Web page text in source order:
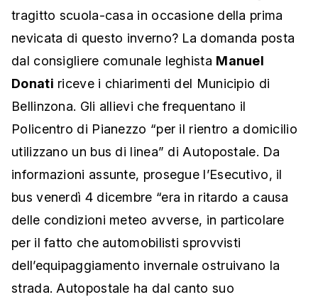
tragitto scuola-casa in occasione della prima
nevicata di questo inverno? La domanda posta
dal consigliere comunale leghista Manuel
Donati riceve i chiarimenti del Municipio di
Bellinzona. Gli allievi che frequentano il
Policentro di Pianezzo “per il rientro a domicilio
utilizzano un bus di linea” di Autopostale. Da
informazioni assunte, prosegue l’Esecutivo, il
bus venerdì 4 dicembre “era in ritardo a causa
delle condizioni meteo avverse, in particolare
per il fatto che automobilisti sprovvisti
dell’equipaggiamento invernale ostruivano la
strada. Autopostale ha dal canto suo